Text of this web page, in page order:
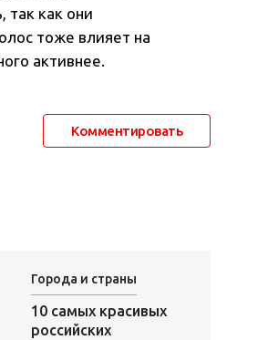
так как они
тоже влияет на
активнее.
Комментировать
Города и страны
10 самых красивых
российских